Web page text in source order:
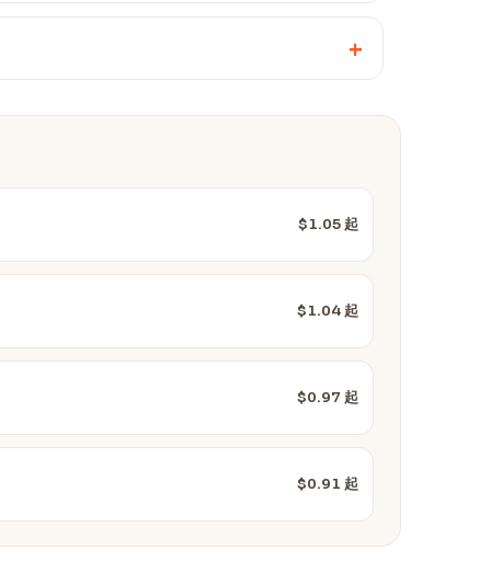
+
$1.05 起
$1.04 起
$0.97 起
$0.91 起